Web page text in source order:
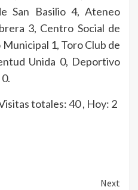
San Basilio 4, Ateneo
3, Centro Social de
1, Toro Club de
Unida 0, Deportivo
totales: 40, Hoy: 2
Next